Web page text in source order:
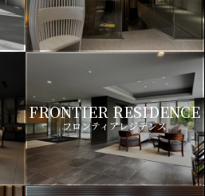
FRONTIER RESIDENCE
フロンティアレジデンス